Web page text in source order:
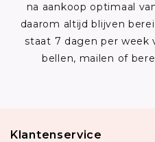
na aankoop optimaal
daarom altijd blijven
staat 7 dagen per week
bellen, mailen of
Klantenservice